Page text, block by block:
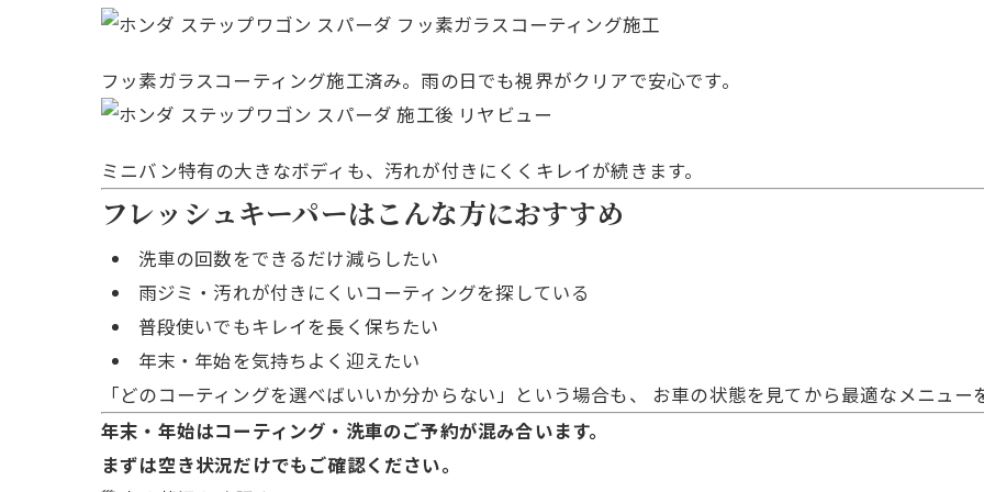
フッ素ガラスコーティング施工済み。雨の日でも視界がクリアで安心です。
ミニバン特有の大きなボディも、汚れが付きにくくキレイが続きます。
フレッシュキーパーはこんな方におすすめ
洗車の回数をできるだけ減らしたい
雨ジミ・汚れが付きにくいコーティングを探している
普段使いでもキレイを長く保ちたい
年末・年始を気持ちよく迎えたい
「どのコーティングを選べばいいか分からない」という場合も、 お車の状態を見てから最適なメニュー
年末・年始はコーティング・洗車のご予約が混み合います。
まずは空き状況だけでもご確認ください。